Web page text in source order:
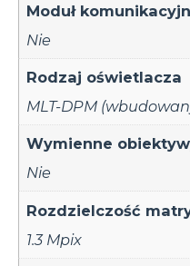
Moduł
Nie
Rodzaj oświetlacza
MLT-DPM
Wymienne
Nie
Rozdzielczość
1.3 Mpix